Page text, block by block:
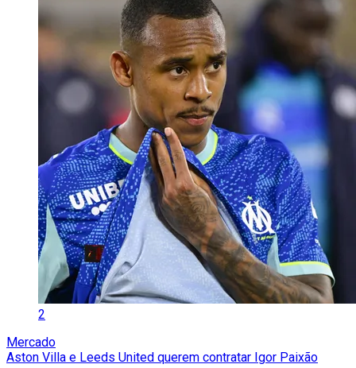
2
Mercado
Aston Villa e Leeds United querem contratar Igor Paixão